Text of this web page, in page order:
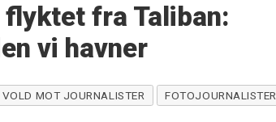
fra Taliban:
vi havner
VOLD MOT JOURNALISTER FOTOJOURNALISTER